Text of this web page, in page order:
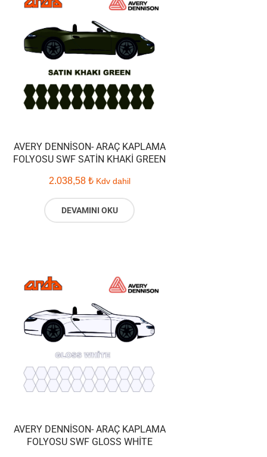
AVERY DENNISON- ARAÇ KAPLAMA
FOLYOSU SWF SATIN KHAKI GREEN
2.038,58 ₺ Kdv dahil
DEVAMINI OKU
AVERY DENNISON- ARAÇ KAPLAMA
FOLYOSU SWF GLOSS WHITE